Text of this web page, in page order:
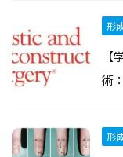
形
術
形